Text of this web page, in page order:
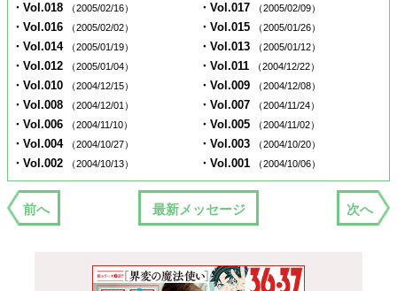
・Vol.018 （2005/02/16） ・Vol.017 （2005/02/09）
・Vol.016 （2005/02/02） ・Vol.015 （2005/01/26）
・Vol.014 （2005/01/19） ・Vol.013 （2005/01/12）
・Vol.012 （2005/01/04） ・Vol.011 （2004/12/22）
・Vol.010 （2004/12/15） ・Vol.009 （2004/12/08）
・Vol.008 （2004/12/01） ・Vol.007 （2004/11/24）
・Vol.006 （2004/11/10） ・Vol.005 （2004/11/02）
・Vol.004 （2004/10/27） ・Vol.003 （2004/10/20）
・Vol.002 （2004/10/13） ・Vol.001 （2004/10/06）
前へ 最新メッセージ 次へ